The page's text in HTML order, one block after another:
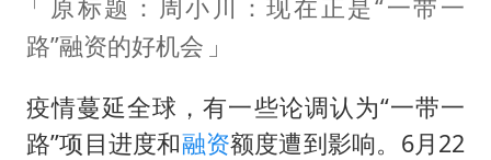
以军士兵把枪口对准中国记者
白海豚在海上打了个结
方桃子代言广告视频已下架
上海大部迎大暴雨
原标题：周小川：现在正是“一带一
路”融资的好机会
疫情蔓延全球，有一些论调认为“一带一
路”项目进度和融资额度遭到影响。6月22